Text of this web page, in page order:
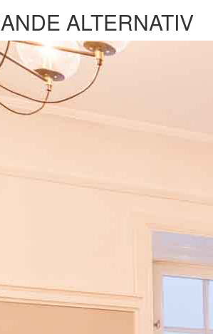
ALTERNATIV